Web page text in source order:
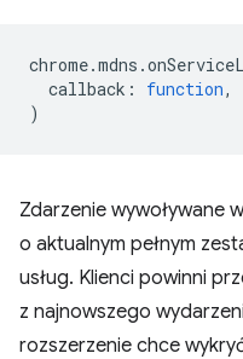
chrome.mdns .
callback : function,
)
Zdarzenie wywoływane
o aktualnym pełnym
usług. Klienci powinni
z najnowszego
rozszerzenie chce